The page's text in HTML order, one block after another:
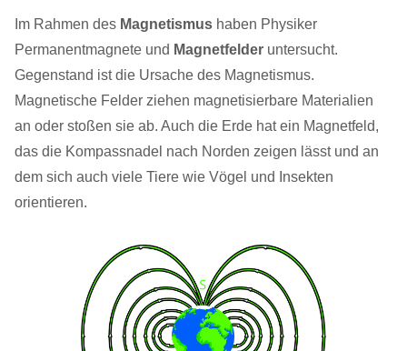
Im Rahmen des Magnetismus haben Physiker
Permanentmagnete und Magnetfelder untersucht.
Gegenstand ist die Ursache des Magnetismus.
Magnetische Felder ziehen magnetisierbare Materialien
an oder stoßen sie ab. Auch die Erde hat ein Magnetfeld,
das die Kompassnadel nach Norden zeigen lässt und an
dem sich auch viele Tiere wie Vögel und Insekten
orientieren.